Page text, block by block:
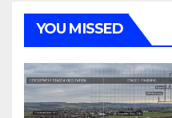
YOU MISSED